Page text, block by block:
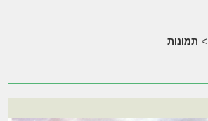
> תמונות